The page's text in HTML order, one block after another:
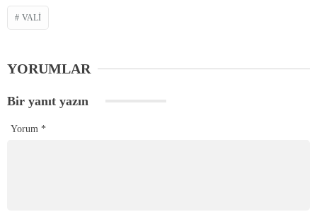
VALI
YORUMLAR
Bir yanıt yazın
Yorum *